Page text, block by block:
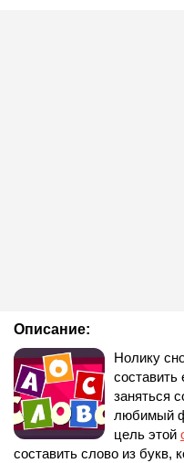
Описание:
Нолику
заняться
любимый
цель этой
составить слово из букв,